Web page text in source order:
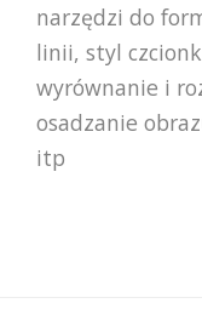
narzędzi do
linii, styl
wyrównanie i
osadzanie
itp